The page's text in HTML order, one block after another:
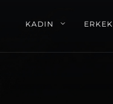
KADIN ERKEK